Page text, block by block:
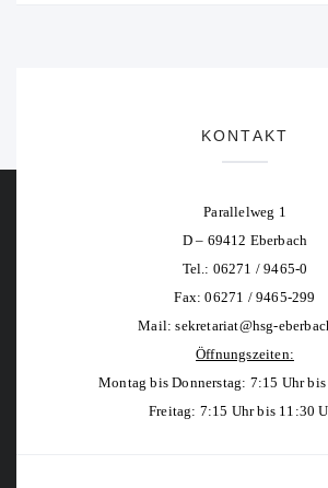
KONTAKT
Parallelweg 1
D – 69412 Eberbach
Tel.: 06271 / 9465-0
Fax: 06271 / 9465-299
Mail:sekretariat@hsg-
Öffnungszeiten:
Montag bis Donnerstag: 7:15 Uhr
Freitag: 7:15 Uhr bis 11:30